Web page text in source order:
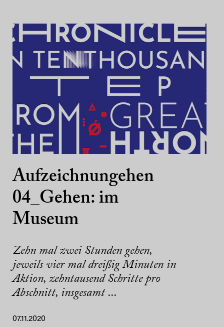
Aufzeichnungehen
04_Gehen: im
Museum
Zehn mal zwei Stunden gehen,
jeweils vier mal dreißig Minuten in
Aktion, zehntausend Schritte pro
Abschnitt, insgesamt ...
07.11.2020